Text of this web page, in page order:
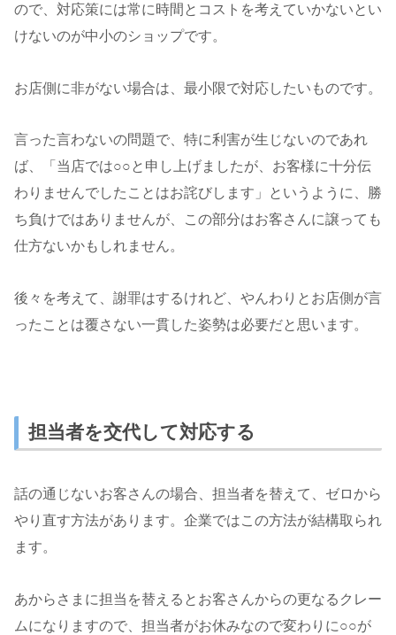
ので、対応策には常に時間とコストを考えていかないとい
けないのが中小のショップです。
お店側に非がない場合は、最小限で対応したいものです。
言った言わないの問題で、特に利害が生じないのであれ
ば、「当店では○○と申し上げましたが、お客様に十分伝
わりませんでしたことはお詫びします」というように、勝
ち負けではありませんが、この部分はお客さんに譲っても
仕方ないかもしれません。
後々を考えて、謝罪はするけれど、やんわりとお店側が言
ったことは覆さない一貫した姿勢は必要だと思います。
担当者を交代して対応する
話の通じないお客さんの場合、担当者を替えて、ゼロから
やり直す方法があります。企業ではこの方法が結構取られ
ます。
あからさまに担当を替えるとお客さんからの更なるクレー
ムになりますので、担当者がお休みなので変わりに○○が